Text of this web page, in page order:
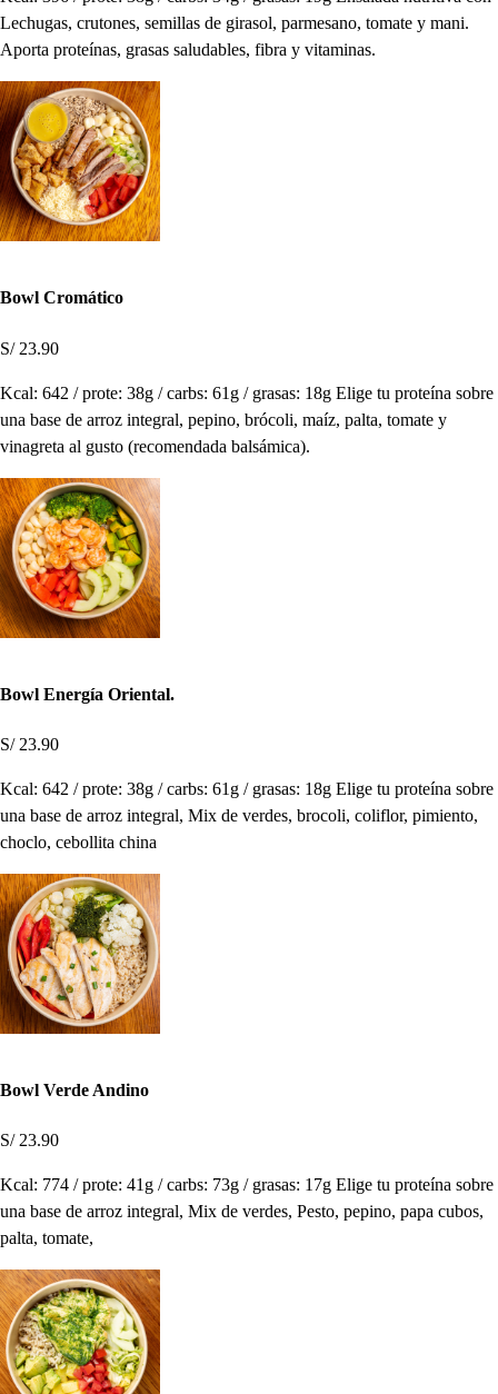
Lechugas, crutones, semillas de girasol, parmesano, tomate y mani.
Aporta proteínas, grasas saludables, fibra y vitaminas.
Bowl Cromático
S/ 23.90
Kcal: 642 / prote: 38g / carbs: 61g / grasas: 18g Elige tu proteína sobre
una base de arroz integral, pepino, brócoli, maíz, palta, tomate y
vinagreta al gusto (recomendada balsámica).
Bowl Energía Oriental.
S/ 23.90
Kcal: 642 / prote: 38g / carbs: 61g / grasas: 18g Elige tu proteína sobre
una base de arroz integral, Mix de verdes, brocoli, coliflor, pimiento,
choclo, cebollita china
Bowl Verde Andino
S/ 23.90
Kcal: 774 / prote: 41g / carbs: 73g / grasas: 17g Elige tu proteína sobre
una base de arroz integral, Mix de verdes, Pesto, pepino, papa cubos,
palta, tomate,